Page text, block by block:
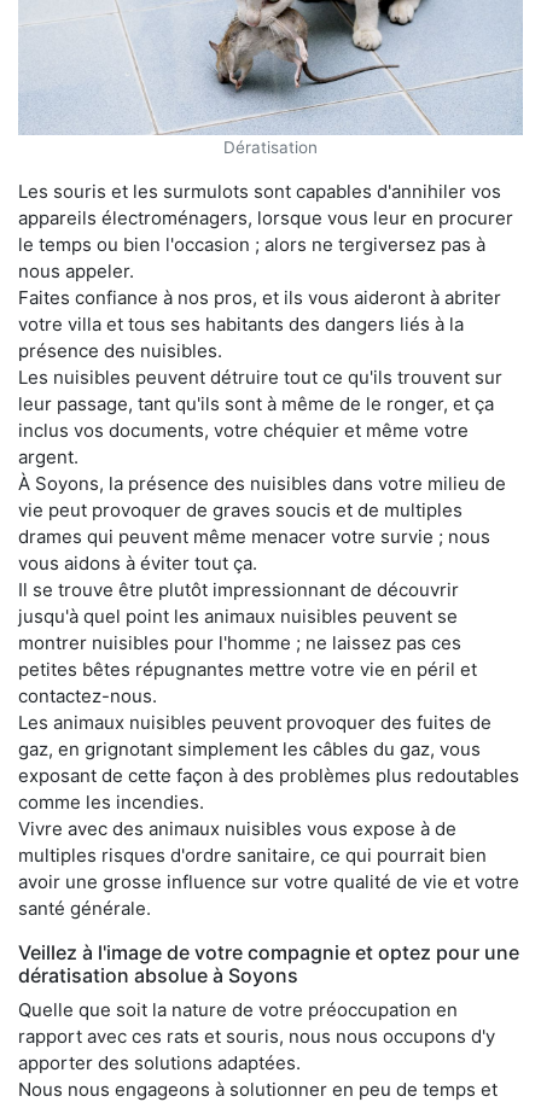
Dératisation
Les souris et les surmulots sont capables d'annihiler vos
appareils électroménagers, lorsque vous leur en procurer
le temps ou bien l'occasion ; alors ne tergiversez pas à
nous appeler.
Faites confiance à nos pros, et ils vous aideront à abriter
votre villa et tous ses habitants des dangers liés à la
présence des nuisibles.
Les nuisibles peuvent détruire tout ce qu'ils trouvent sur
leur passage, tant qu'ils sont à même de le ronger, et ça
inclus vos documents, votre chéquier et même votre
argent.
À Soyons, la présence des nuisibles dans votre milieu de
vie peut provoquer de graves soucis et de multiples
drames qui peuvent même menacer votre survie ; nous
vous aidons à éviter tout ça.
Il se trouve être plutôt impressionnant de découvrir
jusqu'à quel point les animaux nuisibles peuvent se
montrer nuisibles pour l'homme ; ne laissez pas ces
petites bêtes répugnantes mettre votre vie en péril et
contactez-nous.
Les animaux nuisibles peuvent provoquer des fuites de
gaz, en grignotant simplement les câbles du gaz, vous
exposant de cette façon à des problèmes plus redoutables
comme les incendies.
Vivre avec des animaux nuisibles vous expose à de
multiples risques d'ordre sanitaire, ce qui pourrait bien
avoir une grosse influence sur votre qualité de vie et votre
santé générale.
Veillez à l'image de votre compagnie et optez pour une
dératisation absolue à Soyons
Quelle que soit la nature de votre préoccupation en
rapport avec ces rats et souris, nous nous occupons d'y
apporter des solutions adaptées.
Nous nous engageons à solutionner en peu de temps et